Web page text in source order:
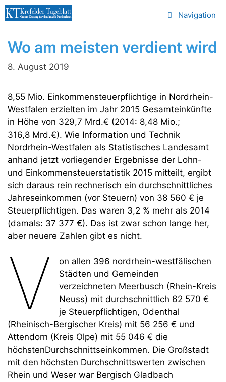
Zum
Inhalt
Navigation
Wo am meisten verdient wird
8. August 2019
8,55 Mio. Einkommensteuerpflichtige in Nordrhein-
Westfalen erzielten im Jahr 2015 Gesamteinkünfte
in Höhe von 329,7 Mrd.€ (2014: 8,48 Mio.;
316,8 Mrd.€). Wie Information und Technik
Nordrhein-Westfalen als Statistisches Landesamt
anhand jetzt vorliegender Ergebnisse der Lohn-
und Einkommensteuerstatistik 2015 mitteilt, ergibt
sich daraus rein rechnerisch ein durchschnittliches
Jahreseinkommen (vor Steuern) von 38 560 € je
Steuerpflichtigen. Das waren 3,2 % mehr als 2014
(damals: 37 377 €). Das ist zwar schon lange her,
aber neuere Zahlen gibt es nicht.
V
on allen 396 nordrhein-westfälischen
Städten und Gemeinden
verzeichneten Meerbusch (Rhein-Kreis
Neuss) mit durchschnittlich 62 570 €
je Steuerpflichtigen, Odenthal
(Rheinisch-Bergischer Kreis) mit 56 256 € und
Attendorn (Kreis Olpe) mit 55 046 € die
höchstenDurchschnittseinkommen. Die Großstadt
mit den höchsten Durchschnittswerten zwischen
Rhein und Weser war Bergisch Gladbach